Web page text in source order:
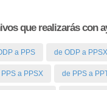
que realizarás con
a PPS de ODP a PPSX
a PPSX de PPS a